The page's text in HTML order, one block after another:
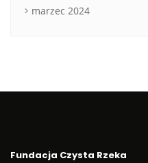
marzec 2024
Fundacja Czysta Rzeka